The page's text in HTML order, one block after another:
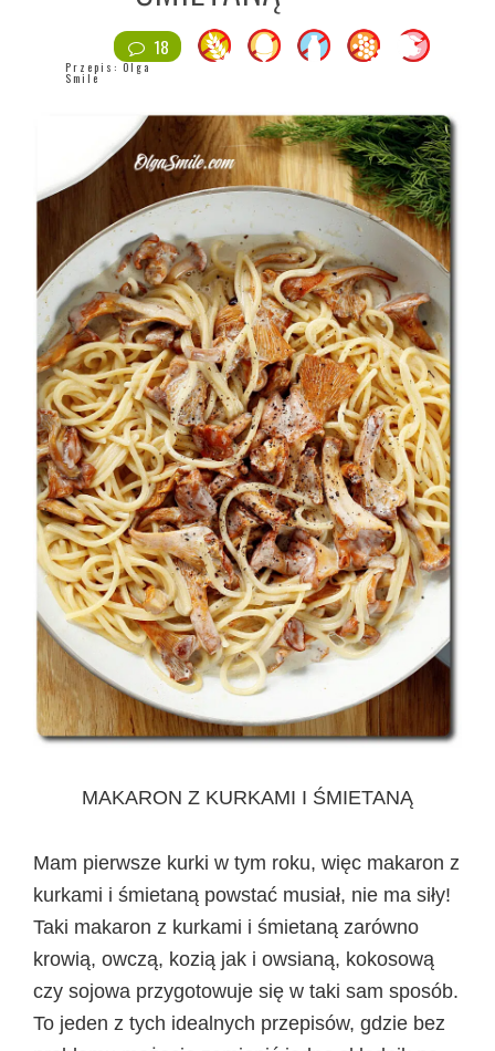
18
Przepis:Olga
Smile
MAKARON Z KURKAMI I ŚMIETANĄ
Mam pierwsze kurki w tym roku, więc makaron z
kurkami i śmietaną powstać musiał, nie ma siły!
Taki makaron z kurkami i śmietaną zarówno
krowią, owczą, kozią jak i owsianą, kokosową
czy sojowa przygotowuje się w taki sam sposób.
To jeden z tych idealnych przepisów, gdzie bez